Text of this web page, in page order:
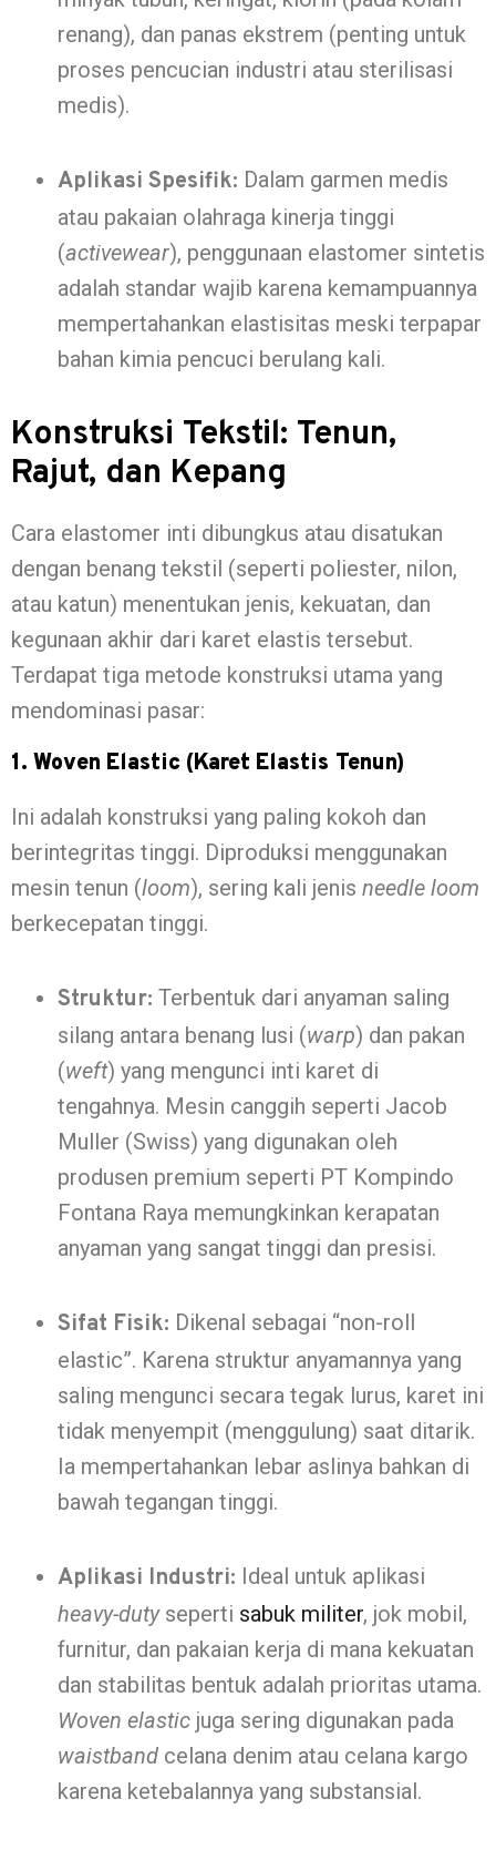
renang), dan panas ekstrem (penting untuk
proses pencucian industri atau sterilisasi
medis).
Aplikasi Spesifik: Dalam garmen medis
atau pakaian olahraga kinerja tinggi
(activewear), penggunaan elastomer sintetis
adalah standar wajib karena kemampuannya
mempertahankan elastisitas meski terpapar
bahan kimia pencuci berulang kali.
Konstruksi Tekstil: Tenun,
Rajut, dan Kepang
Cara elastomer inti dibungkus atau disatukan
dengan benang tekstil (seperti poliester, nilon,
atau katun) menentukan jenis, kekuatan, dan
kegunaan akhir dari karet elastis tersebut.
Terdapat tiga metode konstruksi utama yang
mendominasi pasar:
1. Woven Elastic (Karet Elastis Tenun)
Ini adalah konstruksi yang paling kokoh dan
berintegritas tinggi. Diproduksi menggunakan
mesin tenun (loom), sering kali jenis needle loom
berkecepatan tinggi.
Struktur: Terbentuk dari anyaman saling
silang antara benang lusi (warp) dan pakan
(weft) yang mengunci inti karet di
tengahnya. Mesin canggih seperti Jacob
Muller (Swiss) yang digunakan oleh
produsen premium seperti PT Kompindo
Fontana Raya memungkinkan kerapatan
anyaman yang sangat tinggi dan presisi.
Sifat Fisik: Dikenal sebagai “non-roll
elastic”. Karena struktur anyamannya yang
saling mengunci secara tegak lurus, karet ini
tidak menyempit (menggulung) saat ditarik.
Ia mempertahankan lebar aslinya bahkan di
bawah tegangan tinggi.
Aplikasi Industri: Ideal untuk aplikasi
heavy-dutyseperti sabuk militer, jok mobil,
furnitur, dan pakaian kerja di mana kekuatan
dan stabilitas bentuk adalah prioritas utama.
Woven elasticjuga sering digunakan pada
waistbandcelana denim atau celana kargo
karena ketebalannya yang substansial.